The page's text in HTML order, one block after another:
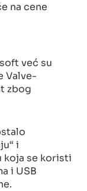
na cene
već su
Valve-
zbog
i
koja se koristi
i USB